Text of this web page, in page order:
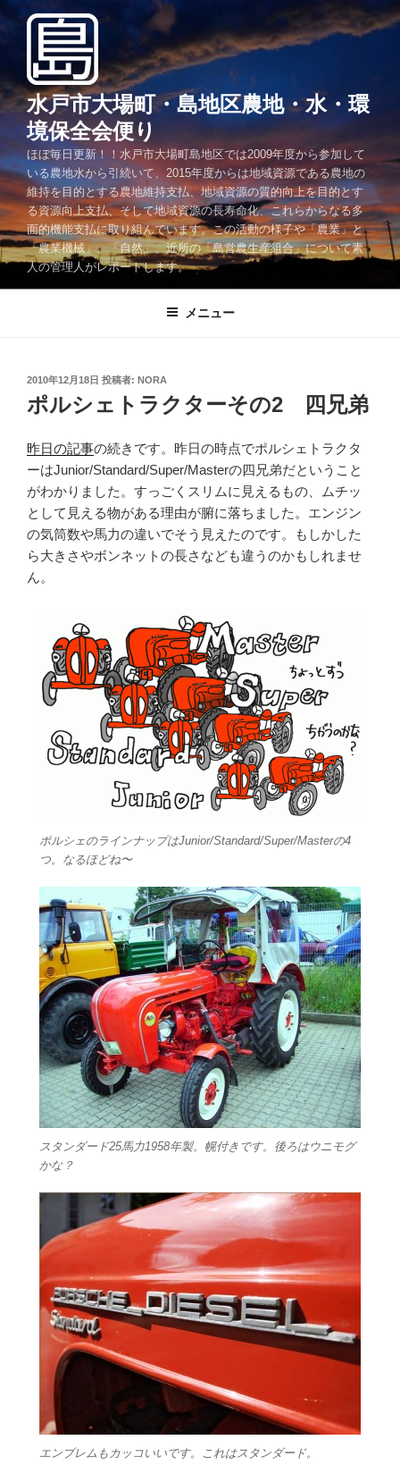
ン
ツ
へ
ス
キ
ッ
プ
水戸市大場町・島地区農地・水・環
境保全会便り
ほぼ毎日更新！！水戸市大場町島地区では2009年度から参加して
いる農地水から引続いて、2015年度からは地域資源である農地の
維持を目的とする農地維持支払、地域資源の質的向上を目的とす
る資源向上支払、そして地域資源の長寿命化、これらからなる多
面的機能支払に取り組んでいます。この活動の様子や「農業」と
「農業機械」、「自然」、近所の「島営農生産組合」について素
人の管理人がレポートします。
メニュー
投
日:
2010年12月18日 投稿者: NORA
ポルシェトラクターその2 四兄弟
昨日の記事の続きです。昨日の時点でポルシェトラクタ
ーはJunior/Standard/Super/Masterの四兄弟だということ
がわかりました。すっごくスリムに見えるもの、ムチッ
として見える物がある理由が腑に落ちました。エンジン
の気筒数や馬力の違いでそう見えたのです。もしかした
ら大きさやボンネットの長さなども違うのかもしれませ
ん。
ポルシェのラインナップはJunior/Standard/Super/Masterの4
つ。なるほどね〜
スタンダード25馬力1958年製。幌付きです。後ろはウニモグ
かな？
エンブレムもカッコいいです。これはスタンダード。